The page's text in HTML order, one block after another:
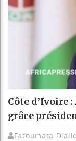
Côte d’Ivoire
grâce
Fatoumata